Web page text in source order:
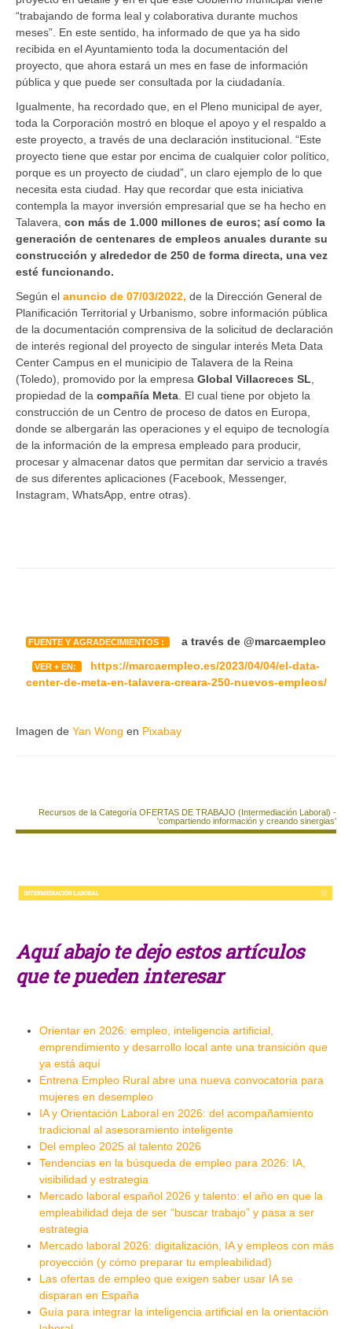
“trabajando de forma leal y colaborativa durante muchos
meses”. En este sentido, ha informado de que ya ha sido
recibida en el Ayuntamiento toda la documentación del
proyecto, que ahora estará un mes en fase de información
pública y que puede ser consultada por la ciudadanía.
Igualmente, ha recordado que, en el Pleno municipal de ayer,
toda la Corporación mostró en bloque el apoyo y el respaldo a
este proyecto, a través de una declaración institucional. “Este
proyecto tiene que estar por encima de cualquier color político,
porque es un proyecto de ciudad”, un claro ejemplo de lo que
necesita esta ciudad. Hay que recordar que esta iniciativa
contempla la mayor inversión empresarial que se ha hecho en
Talavera, con más de 1.000 millones de euros; así como la
generación de centenares de empleos anuales durante su
construcción y alrededor de 250 de forma directa, una vez
esté funcionando.
Según el anuncio de 07/03/2022, de la Dirección General de
Planificación Territorial y Urbanismo, sobre información pública
de la documentación comprensiva de la solicitud de declaración
de interés regional del proyecto de singular interés Meta Data
Center Campus en el municipio de Talavera de la Reina
(Toledo), promovido por la empresa Global Villacreces SL
propiedad de la compañía Meta . El cual tiene por objeto la
construcción de un Centro de proceso de datos en Europa,
donde se albergarán las operaciones y el equipo de tecnología
de la información de la empresa empleado para producir,
procesar y almacenar datos que permitan dar servicio a través
de sus diferentes aplicaciones (Facebook, Messenger,
Instagram, WhatsApp, entre otras).
FUENTE Y AGRADECIMIENTOS : a través de @marcaempleo
VER + EN:
https://marcaempleo.es/2023/04/04/el-data-
center-de-meta-en-talavera-creara-250-nuevos-empleos/
Imagen de Yan Wong en Pixabay
Recursos de la Categoría OFERTAS DE TRABAJO (Intermediación Laboral) -
'compartiendo información y creando sinergias'
Aquí abajo te dejo estos artículos
que te pueden interesar
Orientar en 2026: empleo, inteligencia artificial,
emprendimiento y desarrollo local ante una transición que
ya está aquí
Entrena Empleo Rural abre una nueva convocatoria para
mujeres en desempleo
IA y Orientación Laboral en 2026: del acompañamiento
tradicional al asesoramiento inteligente
Del empleo 2025 al talento 2026
Tendencias en la búsqueda de empleo para 2026: IA,
visibilidad y estrategia
Mercado laboral español 2026 y talento: el año en que la
empleabilidad deja de ser “buscar trabajo” y pasa a ser
estrategia
Mercado laboral 2026: digitalización, IA y empleos con más
proyección (y cómo preparar tu empleabilidad)
Las ofertas de empleo que exigen saber usar IA se
disparan en España
Guía para integrar la inteligencia artificial en la orientación